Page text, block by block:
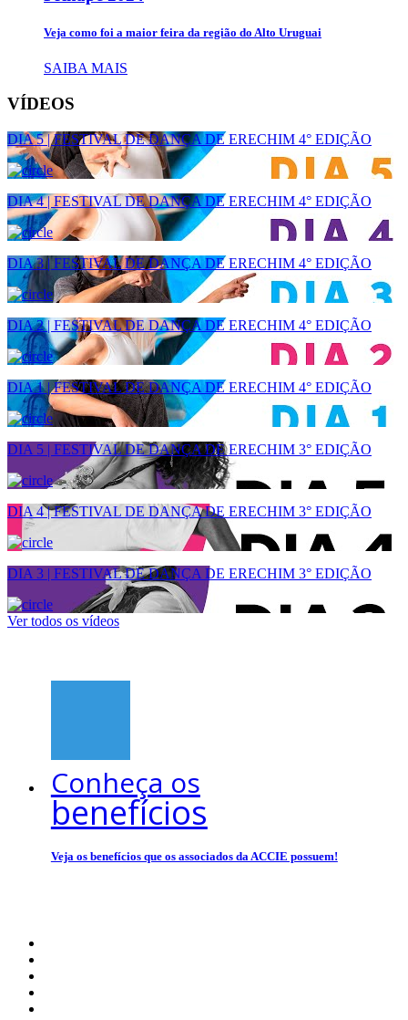
Veja como foi a maior feira da região do Alto Uruguai
SAIBA MAIS
VÍDEOS
DIA 5 | FESTIVAL DE DANÇA DE ERECHIM 4° EDIÇÃO
DIA 4 | FESTIVAL DE DANÇA DE ERECHIM 4° EDIÇÃO
DIA 3 | FESTIVAL DE DANÇA DE ERECHIM 4° EDIÇÃO
DIA 2 | FESTIVAL DE DANÇA DE ERECHIM 4° EDIÇÃO
DIA 1 | FESTIVAL DE DANÇA DE ERECHIM 4° EDIÇÃO
DIA 5 | FESTIVAL DE DANÇA DE ERECHIM 3° EDIÇÃO
DIA 4 | FESTIVAL DE DANÇA DE ERECHIM 3° EDIÇÃO
DIA 3 | FESTIVAL DE DANÇA DE ERECHIM 3° EDIÇÃO
Ver todos os vídeos
Conheça os
benefícios
Veja os benefícios que os associados da ACCIE possuem!